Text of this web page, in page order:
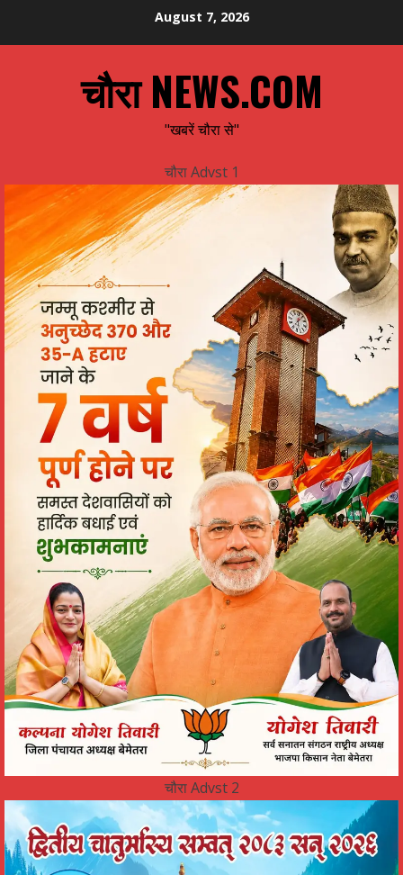
August 7, 2026
चौरा NEWS.COM
"खबरें चौरा से"
चौरा Advst 1
चौरा Advst 2